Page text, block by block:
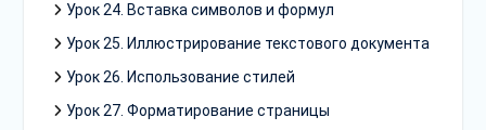
Урок 24. Вставка символов и формул
Урок 25. Иллюстрирование текстового документа
Урок 26. Использование стилей
Урок 27. Форматирование страницы